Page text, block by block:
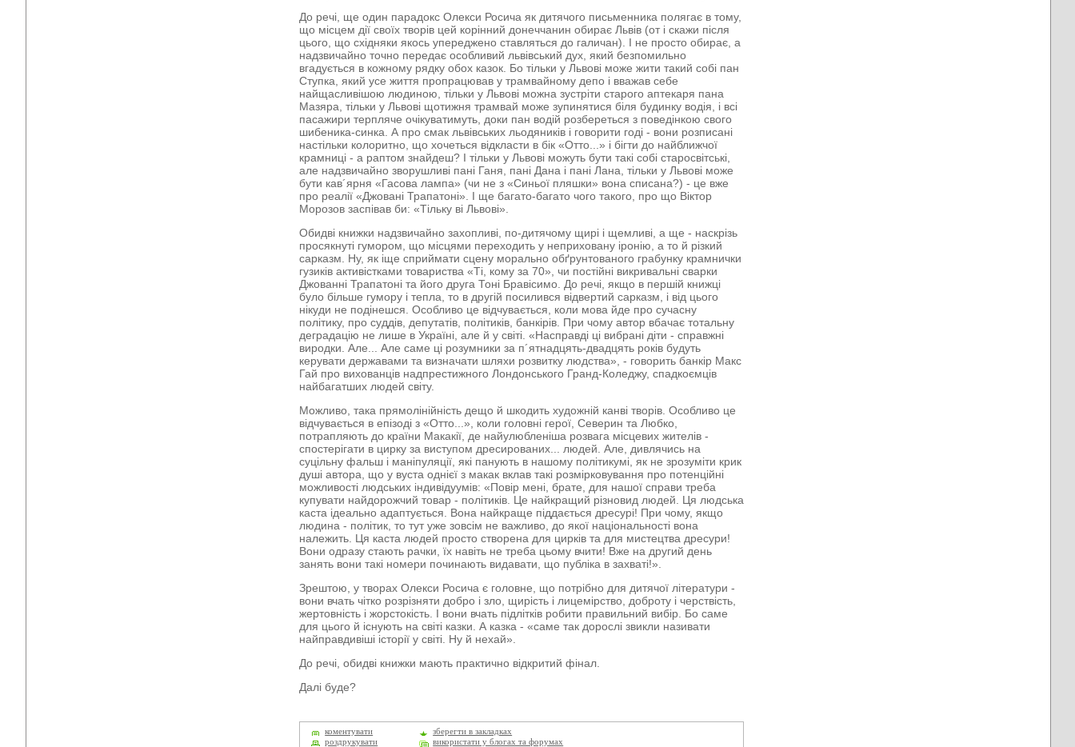
До речі, ще один парадокс Олекси Росича як дитячого письменника полягає в тому,
що місцем дії своїх творів цей корінний донеччанин обирає Львів (от і скажи після
цього, що східняки якось упереджено ставляться до галичан). І не просто обирає, а
надзвичайно точно передає особливий львівський дух, який безпомильно
вгадується в кожному рядку обох казок. Бо тільки у Львові може жити такий собі пан
Ступка, який усе життя пропрацював у трамвайному депо і вважав себе
найщасливішою людиною, тільки у Львові можна зустріти старого аптекаря пана
Мазяра, тільки у Львові щотижня трамвай може зупинятися біля будинку водія, і всі
пасажири терпляче очікуватимуть, доки пан водій розбереться з поведінкою свого
шибеника-синка. А про смак львівських льодяників і говорити годі - вони розписані
настільки колоритно, що хочеться відкласти в бік «Отто...» і бігти до найближчої
крамниці - а раптом знайдеш? І тільки у Львові можуть бути такі собі старосвітські,
але надзвичайно зворушливі пані Ганя, пані Дана і пані Лана, тільки у Львові може
бути кав´ярня «Гасова лампа» (чи не з «Синьої пляшки» вона списана?) - це вже
про реалії «Джовані Трапатоні». І ще багато-багато чого такого, про що Віктор
Морозов заспівав би: «Тільку ві Львові».
Обидві книжки надзвичайно захопливі, по-дитячому щирі і щемливі, а ще - наскрізь
просякнуті гумором, що місцями переходить у неприховану іронію, а то й різкий
сарказм. Ну, як іще сприймати сцену морально обґрунтованого грабунку крамнички
гузиків активістками товариства «Ті, кому за 70», чи постійні викривальні сварки
Джованні Трапатоні та його друга Тоні Бравісимо. До речі, якщо в першій книжці
було більше гумору і тепла, то в другій посилився відвертий сарказм, і від цього
нікуди не подінешся. Особливо це відчувається, коли мова йде про сучасну
політику, про суддів, депутатів, політиків, банкірів. При чому автор вбачає тотальну
деградацію не лише в Україні, але й у світі. «Насправді ці вибрані діти - справжні
виродки. Але... Але саме ці розумники за п´ятнадцять-двадцять років будуть
керувати державами та визначати шляхи розвитку людства», - говорить банкір Макс
Гай про вихованців надпрестижного Лондонського Гранд-Коледжу, спадкоємців
найбагатших людей світу.
Можливо, така прямолінійність дещо й шкодить художній канві творів. Особливо це
відчувається в епізоді з «Отто...», коли головні герої, Северин та Любко,
потрапляють до країни Макакії, де найулюбленіша розвага місцевих жителів -
спостерігати в цирку за виступом дресированих... людей. Але, дивлячись на
суцільну фальш і маніпуляції, які панують в нашому політикумі, як не зрозуміти крик
душі автора, що у вуста однієї з макак вклав такі розмірковування про потенційні
можливості людських індивідуумів: «Повір мені, брате, для нашої справи треба
купувати найдорожчий товар - політиків. Це найкращий різновид людей. Ця людська
каста ідеально адаптується. Вона найкраще піддається дресурі! При чому, якщо
людина - політик, то тут уже зовсім не важливо, до якої національності вона
належить. Ця каста людей просто створена для цирків та для мистецтва дресури!
Вони одразу стають рачки, їх навіть не треба цьому вчити! Вже на другий день
занять вони такі номери починають видавати, що публіка в захваті!».
Зрештою, у творах Олекси Росича є головне, що потрібно для дитячої літератури -
вони вчать чітко розрізняти добро і зло, щирість і лицемірство, доброту і черствість,
жертовність і жорстокість. І вони вчать підлітків робити правильний вибір. Бо саме
для цього й існують на світі казки. А казка - «саме так дорослі звикли називати
найправдивіші історії у світі. Ну й нехай».
До речі, обидві книжки мають практично відкритий фінал.
Далі буде?
коментувати
зберегти в закладках
роздрукувати
використати у блогах та форумах